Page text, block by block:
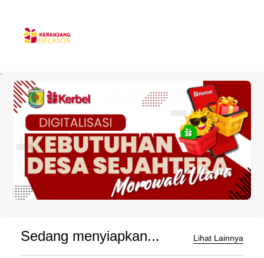
`
Sedang menyiapkan... Lihat Lainnya